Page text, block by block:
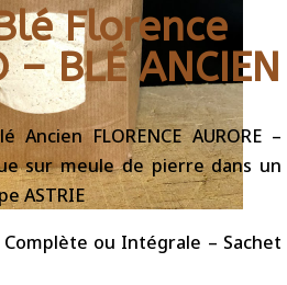
Florence
BLÉ ANCIEN
Ancien FLORENCE AURORE –
sur meule de pierre dans un
ASTRIE
ou Intégrale – Sachet